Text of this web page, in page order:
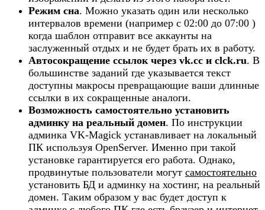
Режим сна. Можно указать один или несколько
интервалов времени (например с 02:00 до 07:00 )
когда шаблон отправит все аккаунты на
заслуженный отдых и не будет брать их в работу.​
Автосокращение ссылок через vk.cc и clck.ru. В
большинстве заданий где указывается текст
доступны макросы превращающие ваши длинные
ссылки в их сокращенные аналоги.​
Возможность самостоятельно установить
админку на реальный домен. По инструкции
админка VK-Magick устанавливает на локальный
ПК используя OpenServer. Именно при такой
установке гарантируется его работа. Однако,
продвинутые пользователи могут самостоятельно
установить БД и админку на хостинг, на реальный
домен. Таким образом у вас будет доступ к